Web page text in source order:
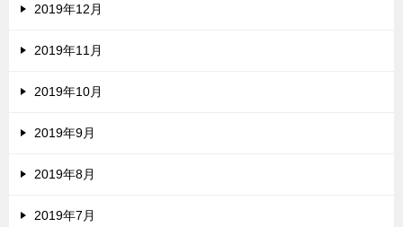
2019年12月
2019年11月
2019年10月
2019年9月
2019年8月
2019年7月